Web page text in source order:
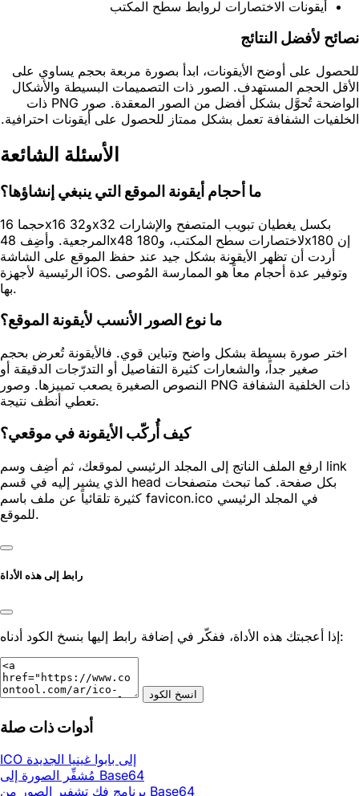
أيقونات الاختصارات لروابط سطح المكتب
نصائح لأفضل النتائج
للحصول على أوضح الأيقونات، ابدأ بصورة مربعة بحجم يساوي على
الأقل الحجم المستهدف. الصور ذات التصميمات البسيطة والأشكال
الواضحة تُحوَّل بشكل أفضل من الصور المعقدة. صور PNG ذات
الخلفيات الشفافة تعمل بشكل ممتاز للحصول على أيقونات احترافية.
الأسئلة الشائعة
ما أحجام أيقونة الموقع التي ينبغي إنشاؤها؟
حجما 16x16 و32x32 بكسل يغطيان تبويب المتصفح والإشارات
المرجعية. وأضِف 48x48 لاختصارات سطح المكتب، و180x180 إن
أردت أن تظهر الأيقونة بشكل جيد عند حفظ الموقع على الشاشة
الرئيسية لأجهزة iOS. وتوفير عدة أحجام معاً هو الممارسة المُوصى
بها.
ما نوع الصور الأنسب لأيقونة الموقع؟
اختر صورة بسيطة بشكل واضح وتباين قوي. فالأيقونة تُعرض بحجم
صغير جداً، والشعارات كثيرة التفاصيل أو التدرّجات الدقيقة أو
النصوص الصغيرة يصعب تمييزها. وصور PNG ذات الخلفية الشفافة
تعطي أنظف نتيجة.
كيف أُركّب الأيقونة في موقعي؟
ارفع الملف الناتج إلى المجلد الرئيسي لموقعك، ثم أضِف وسم link
الذي يشير إليه في قسم head بكل صفحة. كما تبحث متصفحات
كثيرة تلقائياً عن ملف باسم favicon.ico في المجلد الرئيسي
للموقع.
رابط إلى هذه الأداة
إذا أعجبتك هذه الأداة، ففكّر في إضافة رابط إليها بنسخ الكود أدناه:
انسخ الكود
أدوات ذات صلة
ICO إلى بابوا غينيا الجديدة
مُشفِّر الصورة إلى Base64
برنامج فك تشفير الصور من Base64